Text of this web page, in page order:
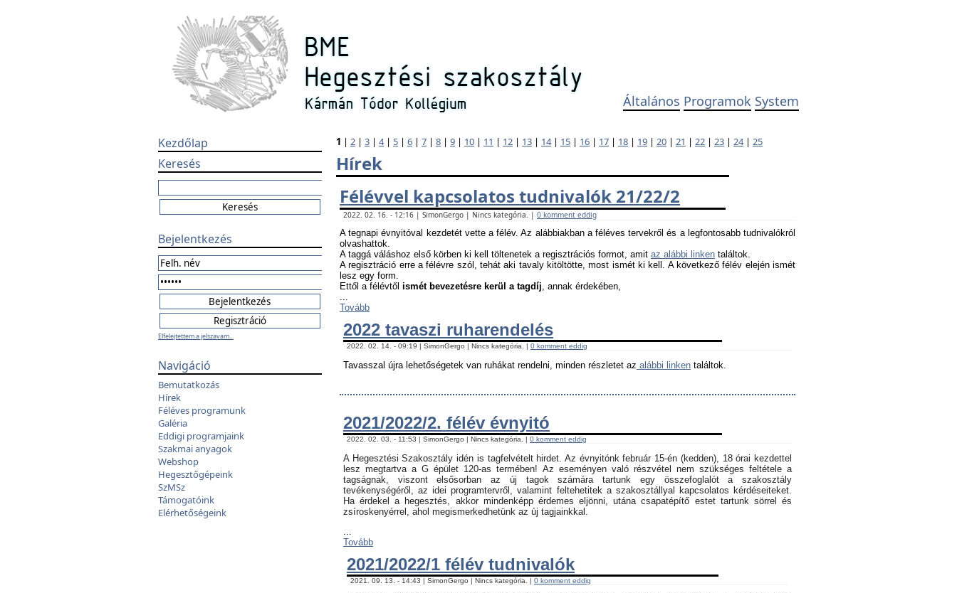
Általános Programok System
Kezdőlap
Keresés
Bejelentkezés
Elfelejtettem a jelszavam...
Navigáció
Bemutatkozás
Hírek
Féléves programunk
Galéria
Eddigi programjaink
Szakmai anyagok
Webshop
Hegesztőgépeink
SzMSz
Támogatóink
Elérhetőségeink
1 | 2 | 3 | 4| 5 | 6 | 7 | 8 | 9 | 10 | 11 | 12 | 13 | 14| 15 | 16 | 17 | 18 | 19 | 20 | 21 | 22 | 23 | 24| 25
Hírek
Félévvel kapcsolatos tudnivalók 21/22/2
2022. 02. 16. - 12:16 | SimonGergo | Nincs kategória. | 0 komment eddig
A tegnapi évnyitóval kezdetét vette a félév. Az alábbiakban a féléves tervekről és a legfontosabb tudnivalókról
olvashattok.
A taggá váláshoz első körben ki kell töltenetek a regisztrációs formot, amit az alábbi linken találtok.
A regisztráció erre a félévre szól, tehát aki tavaly kitöltötte, most ismét ki kell. A következő félév elején ismét
lesz egy form.
Ettől a félévtől ismét bevezetésre kerül a tagdíj, annak érdekében,
...
Tovább
2022 tavaszi ruharendelés
2022. 02. 14. - 09:19 | SimonGergo | Nincs kategória. | 0 komment eddig
Tavasszal újra lehetőségetek van ruhákat rendelni, minden részletet az alábbi linken találtok.
2021/2022/2. félév évnyitó
2022. 02. 03. - 11:53 | SimonGergo | Nincs kategória. | 0 komment eddig
A Hegesztési Szakosztály idén is tagfelvételt hirdet. Az évnyitónk február 15-én (kedden), 18 órai kezdettel
lesz megtartva a G épület 120-as termében! Az eseményen való részvétel nem szükséges feltétele a
tagságnak, viszont elsősorban az új tagok számára tartunk egy összefoglalót a szakosztály
tevékenységéről, az idei programtervről, valamint feltehetitek a szakosztállyal kapcsolatos kérdéseiteket.
Ha érdekel a hegesztés, akkor mindenképp érdemes eljönni, utána csapatépítő estet tartunk sörrel és
zsíroskenyérrel, ahol megismerkedhetünk az új tagjainkkal.
...
Tovább
2021/2022/1 félév tudnivalók
2021. 09. 13. - 14:43 | SimonGergo | Nincs kategória. | 0 komment eddig